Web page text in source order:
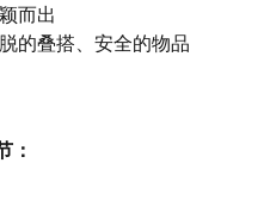
而出
的叠搭、安全的物品
：